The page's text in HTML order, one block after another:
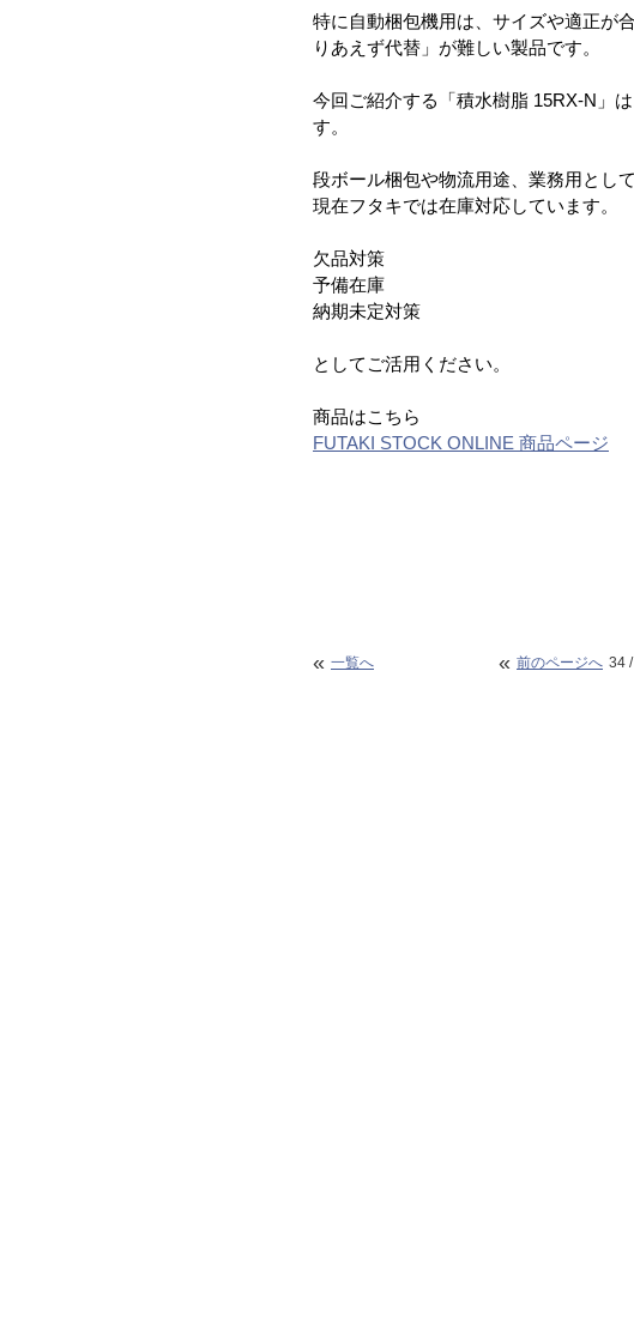
特に自動梱包機用は、サイズや適正が
りあえず代替」が難しい製品です。
今回ご紹介する「積水樹脂 15RX-N」
す。
段ボール梱包や物流用途、業務用とし
現在フタキでは在庫対応しています。
欠品対策
予備在庫
納期未定対策
としてご活用ください。
商品はこちら
FUTAKI STOCK ONLINE 商品ページ
« 一覧へ « 前のページへ 34